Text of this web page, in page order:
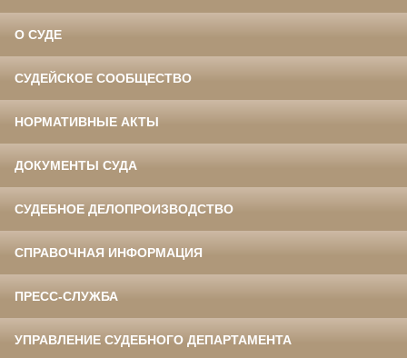
О СУДЕ
СУДЕЙСКОЕ СООБЩЕСТВО
НОРМАТИВНЫЕ АКТЫ
ДОКУМЕНТЫ СУДА
СУДЕБНОЕ ДЕЛОПРОИЗВОДСТВО
СПРАВОЧНАЯ ИНФОРМАЦИЯ
ПРЕСС-СЛУЖБА
УПРАВЛЕНИЕ СУДЕБНОГО ДЕПАРТАМЕНТА